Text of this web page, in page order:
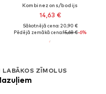
Kombinezons/bodijs
14,63 €
Sākotnējā cena: 20,90 €
Pēdējā zemākā cena:15,68 €-6%
ZĪMOLUS